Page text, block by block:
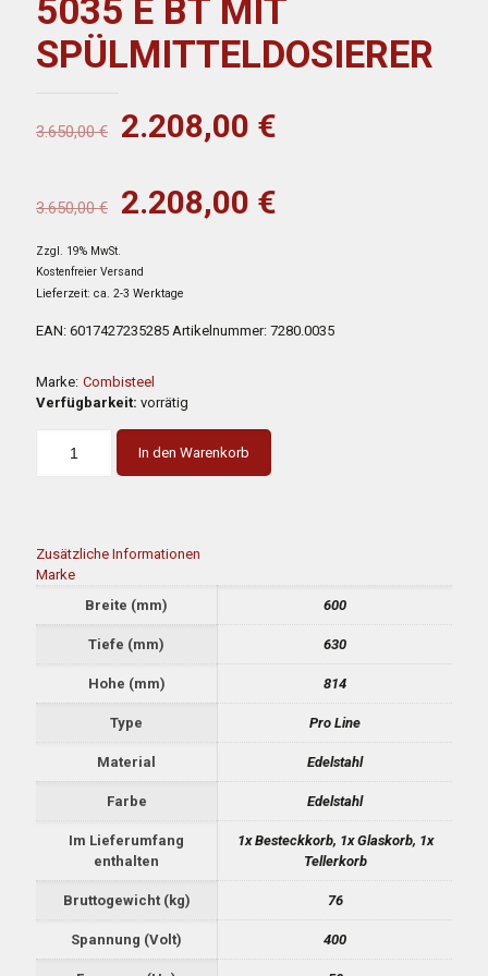
5035 E BT MIT
SPÜLMITTELDOSIERER
3.650,00€
Ursprünglicher
war:
3.650,00 €
2.208,00 €
3.650,00€
Ursprünglicher
war:
3.650,00 €
2.208,00 €
Zzgl. 19% MwSt.
Kostenfreier Versand
Lieferzeit: ca. 2-3 Werktage
EAN: 6017427235285 Artikelnummer: 7280.0035
Marke: Combisteel
Verfügbarkeit: vorrätig
In den Warenkorb
Zusätzliche Informationen
Marke
Breite (mm)
600
Tiefe (mm) 630
Hohe (mm) 814
Type Pro Line
Material Edelstahl
Farbe Edelstahl
Im Lieferumfang
enthalten
1x Besteckkorb, 1x Glaskorb, 1x
Tellerkorb
Bruttogewicht (kg) 76
Spannung (Volt) 400